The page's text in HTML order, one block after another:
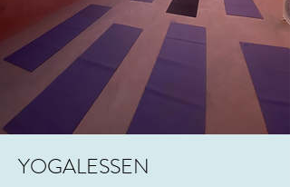
YOGALESSEN